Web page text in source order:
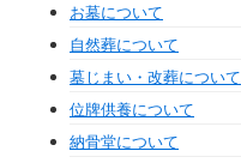
お墓について
自然葬について
墓じまい・改葬について
位牌供養について
納骨堂について